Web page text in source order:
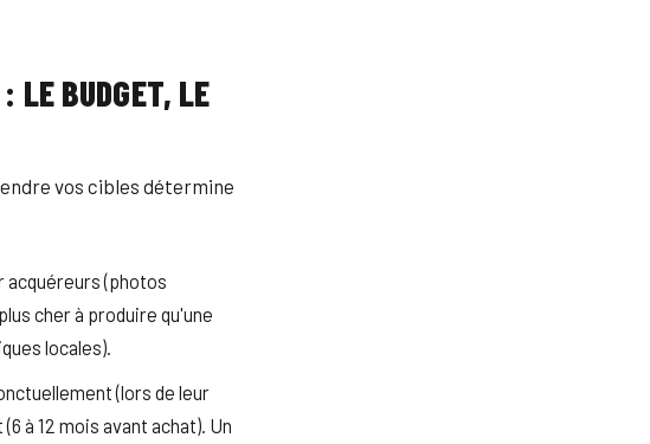
LE BUDGET, LE
vos cibles détermine
acquéreurs (photos
cher à produire qu'une
locales).
(lors de leur
à 12 mois avant achat). Un